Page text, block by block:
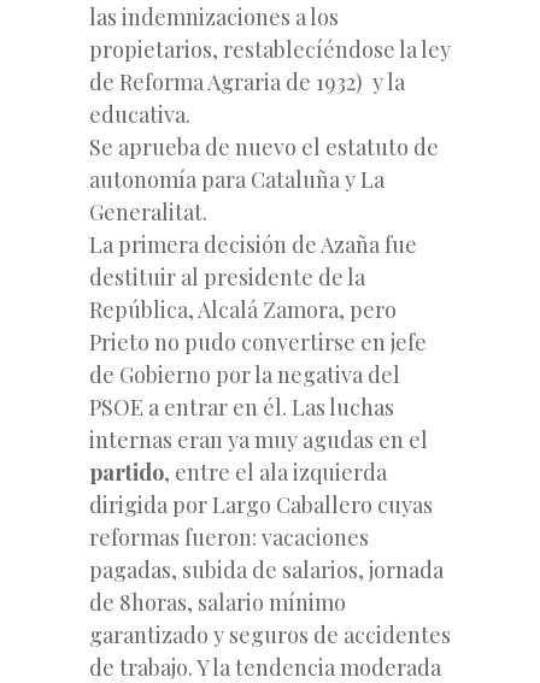
las indemnizaciones a los
propietarios, restablecíéndose la ley
de Reforma Agraria de 1932) y la
educativa.
Se aprueba de nuevo el estatuto de
autonomía para Cataluña y La
Generalitat.
La primera decisión de Azaña fue
destituir al presidente de la
República, Alcalá Zamora, pero
Prieto no pudo convertirse en jefe
de Gobierno por la negativa del
PSOE a entrar en él. Las luchas
internas eran ya muy agudas en el
partido, entre el ala izquierda
dirigida por Largo Caballero cuyas
reformas fueron: vacaciones
pagadas, subida de salarios, jornada
de 8horas, salario mínimo
garantizado y seguros de accidentes
de trabajo. Y la tendencia moderada